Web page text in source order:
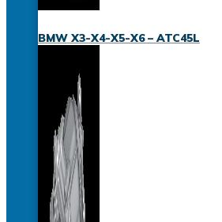
BMW X3-X4-X5-X6 – ATC45L